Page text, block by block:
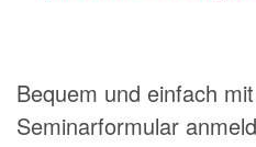
Bequem und einfach
Seminarformular